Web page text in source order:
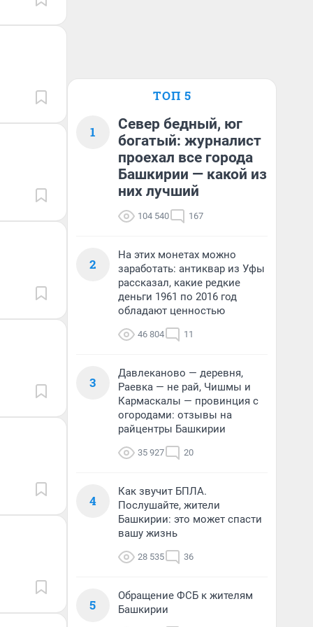
ТОП 5
1
Север бедный, юг
богатый: журналист
проехал все города
Башкирии — какой из
них лучший
104 540 167
2
На этих монетах можно
заработать: антиквар из Уфы
рассказал, какие редкие
деньги 1961 по 2016 год
обладают ценностью
46 804 11
3
Давлеканово — деревня,
Раевка — не рай, Чишмы и
Кармаскалы — провинция с
огородами: отзывы на
райцентры Башкирии
35 927 20
4
Как звучит БПЛА.
Послушайте, жители
Башкирии: это может спасти
вашу жизнь
28 535 36
5
Обращение ФСБ к жителям
Башкирии